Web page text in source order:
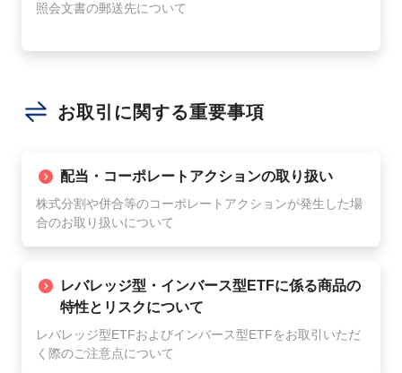
照会文書の郵送先について
お取引に関する重要事項
配当・コーポレートアクションの取り扱い
株式分割や併合等のコーポレートアクションが発生した場
合のお取り扱いについて
レバレッジ型・インバース型ETFに係る商品の
特性とリスクについて
レバレッジ型ETFおよびインバース型ETFをお取引いただ
く際のご注意点について